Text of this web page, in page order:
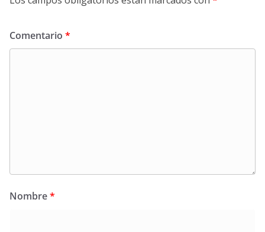
Comentario *
Nombre*